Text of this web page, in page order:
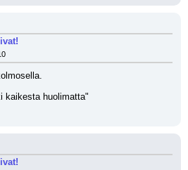
kaikesta huolimatta"